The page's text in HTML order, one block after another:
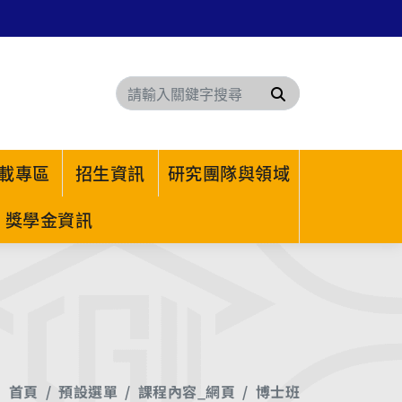
搜尋
專區 招生資訊
研究團隊與領域
獎學金資訊
首頁 預設選單 課程內容_網頁 博士班